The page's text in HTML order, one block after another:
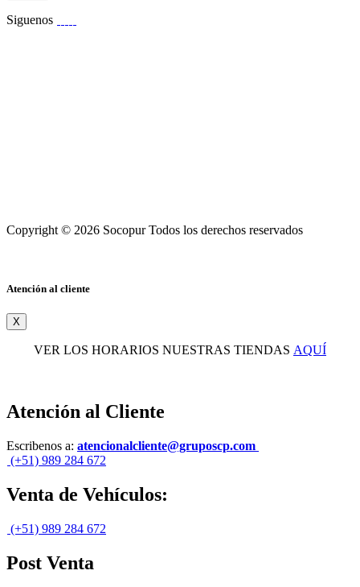
Siguenos
Copyright © 2026 Socopur Todos los derechos reservados
Atención al cliente
X
VER LOS HORARIOS NUESTRAS TIENDAS AQUÍ
Atención al Cliente
Escribenos a: atencionalcliente@gruposcp.com
(+51) 989 284 672
Venta de Vehículos:
(+51) 989 284 672
Post Venta